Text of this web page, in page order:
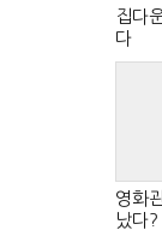
집다
다
영화
났다?